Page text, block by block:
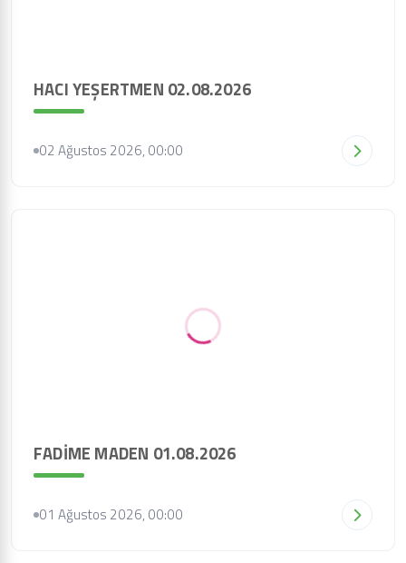
HACI YEŞERTMEN 02.08.2026
02 Ağustos 2026, 00:00
FADİME MADEN 01.08.2026
01 Ağustos 2026, 00:00